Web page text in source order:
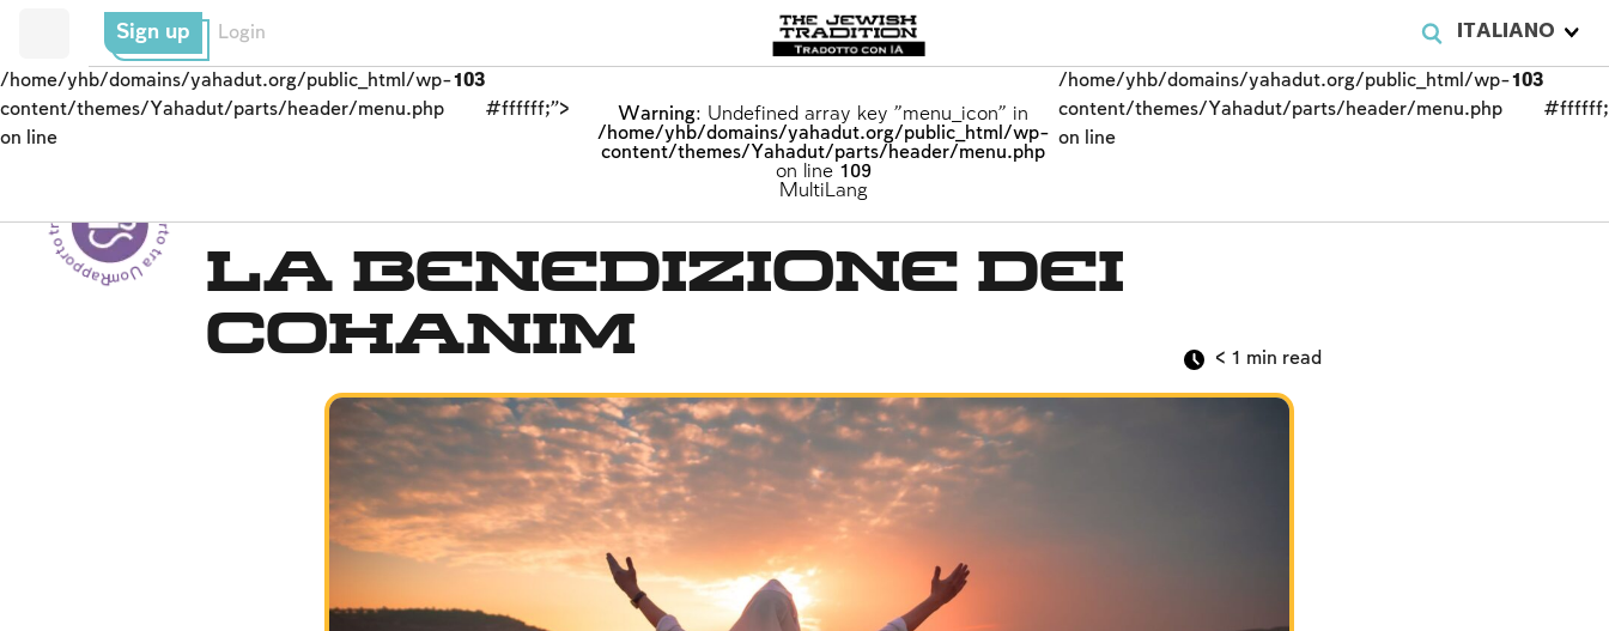
ITALIANO
Sign up Login
/home/yhb/domains/yahadut.org/public_html/wp-
content/themes/Yahadut/parts/header/menu.php
on line
103
#ffffff;">
Warning: Undefined array key "menu_icon" in
/home/yhb/domains/yahadut.org/public_html/wp-
content/themes/Yahadut/parts/header/menu.php
on line 109
MultiLang
/home/yhb/domains/yahadut.org/public_html/wp-
content/themes/Yahadut/parts/header/menu.php
on line
103
Rapporto tra Uomo e Dio - Rapporto tra Uomo e Dio -- La benedizione dei
Cohanim
< 1 min read